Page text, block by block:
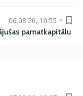
06.08.26, 10:55
pamatkapitālu